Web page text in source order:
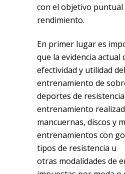
con el objetivo
rendimiento.
En primer lugar es
que la evidencia actual
efectividad y utilidad del
entrenamiento de
deportes de
entrenamiento
mancuernas, discos y
entrenamientos con
tipos de resistencia u
otras modalidades de